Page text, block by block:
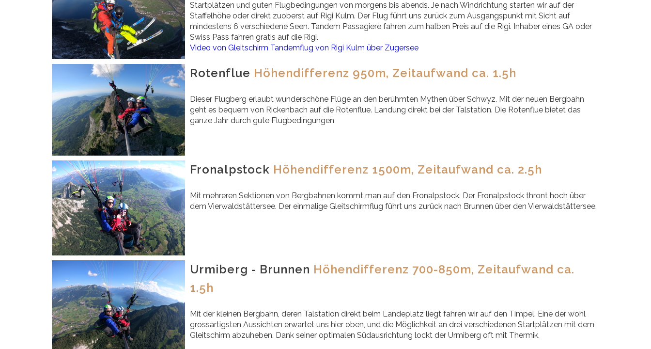
Startplätzen und guten Flugbedingungen von morgens bis abends. Je nach Windrichtung starten wir auf der
Staffelhöhe oder direkt zuoberst auf Rigi Kulm. Der Flug führt uns zurück zum Ausgangspunkt mit Sicht auf
mindestens 6 verschiedene Seen. Tandem Passagiere fahren zum halben Preis auf die Rigi. Inhaber eines GA oder
Swiss Pass fahren gratis auf die Rigi.
Video von Gleitschirm Tandemflug von Rigi Kulm über Zugersee
Rotenflue Höhendifferenz 950m, Zeitaufwand ca. 1.5h
Dieser Flugberg erlaubt wunderschöne Flüge an den berühmten Mythen über Schwyz. Mit der neuen Bergbahn
geht es bequem von Rickenbach auf die Rotenflue. Landung direkt bei der Talstation. Die Rotenflue bietet das
ganze Jahr durch gute Flugbedingungen
Fronalpstock Höhendifferenz 1500m, Zeitaufwand ca. 2.5h
Mit mehreren Sektionen von Bergbahnen kommt man auf den Fronalpstock. Der Fronalpstock thront hoch über
dem Vierwaldstättersee. Der einmalige Gleitschirmflug führt uns zurück nach Brunnen über den Vierwaldstättersee.
Urmiberg - Brunnen Höhendifferenz 700-850m, Zeitaufwand ca.
1.5h
Mit der kleinen Bergbahn, deren Talstation direkt beim Landeplatz liegt fahren wir auf den Timpel. Eine der wohl
grossartigsten Aussichten erwartet uns hier oben, und die Möglichkeit an drei verschiedenen Startplätzen mit dem
Gleitschirm abzuheben. Dank seiner optimalen Südausrichtung lockt der Urmiberg oft mit Thermik.